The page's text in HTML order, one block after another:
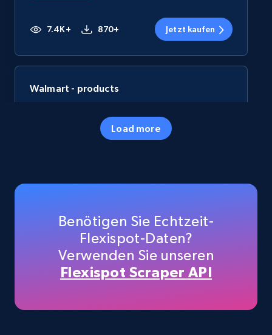
7.4K+ 870+ Jetzt kaufen
Walmart - products
Specifications, Image urls, Top reviews, and
TikTok Shop
URL, Title, Available, Description, Currency, Initial
Load more
Benötigen Sie Echtzeit-
Flexispot-Daten?
Verwenden Sie unseren
Flexispot Scraper API